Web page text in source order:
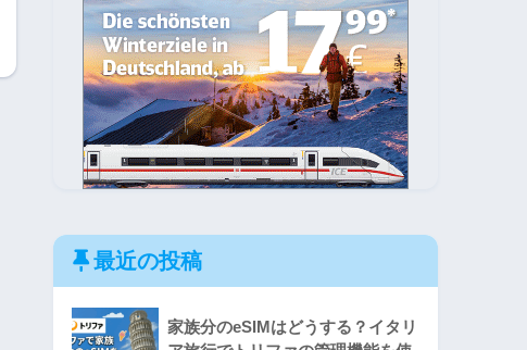
最近の投稿
家族分のeSIMはどうする？イタリ